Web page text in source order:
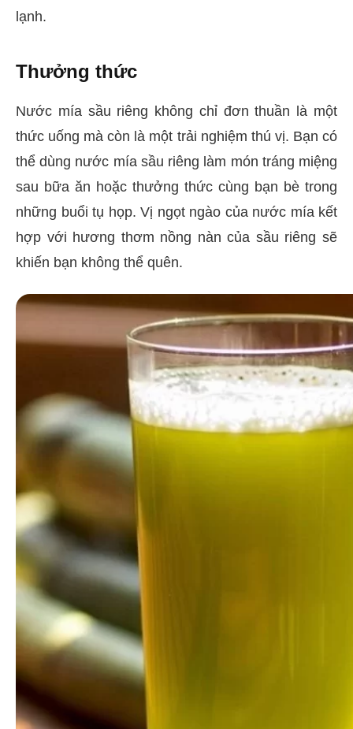
lạnh.
Thưởng thức
Nước mía sầu riêng không chỉ đơn thuần là một
thức uống mà còn là một trải nghiệm thú vị. Bạn có
thể dùng nước mía sầu riêng làm món tráng miệng
sau bữa ăn hoặc thưởng thức cùng bạn bè trong
những buổi tụ họp. Vị ngọt ngào của nước mía kết
hợp với hương thơm nồng nàn của sầu riêng sẽ
khiến bạn không thể quên.